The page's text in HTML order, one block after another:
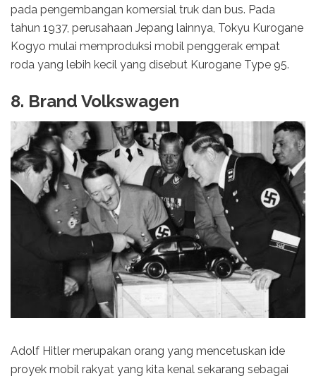
pada pengembangan komersial truk dan bus. Pada
tahun 1937, perusahaan Jepang lainnya, Tokyu Kurogane
Kogyo mulai memproduksi mobil penggerak empat
roda yang lebih kecil yang disebut Kurogane Type 95.
8. Brand Volkswagen
Adolf Hitler merupakan orang yang mencetuskan ide
proyek mobil rakyat yang kita kenal sekarang sebagai